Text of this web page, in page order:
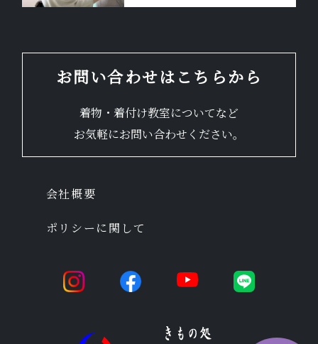
お問い合わせはこちらから
着物・着付け教室についてなど
お気軽にお問い合わせください。
ポリシーに関して
会社概要